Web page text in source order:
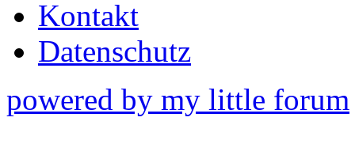
Kontakt
Datenschutz
powered by my little forum